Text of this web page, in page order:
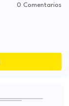
0 Comentarios